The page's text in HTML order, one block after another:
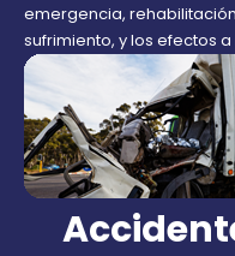
emergencia,
sufrimiento, y los efectos